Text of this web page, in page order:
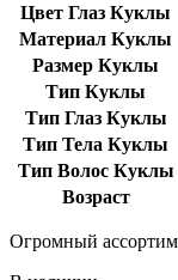
Цвет Глаз Куклы
Материал Куклы
Размер Куклы
Тип Куклы
Тип Глаз Куклы
Тип Тела Куклы
Тип Волос Куклы
Возраст
Огромный